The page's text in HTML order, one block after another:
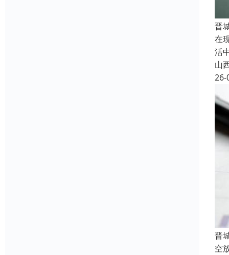
晋
在
活
山
26-
晋
空